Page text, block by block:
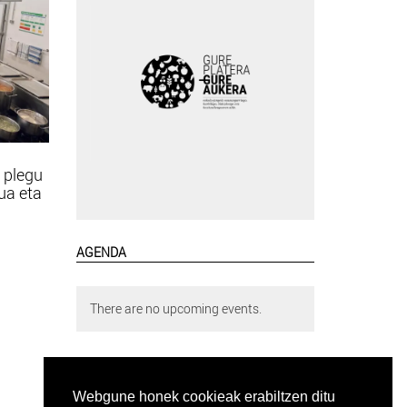
Webgune honek cookieak erabiltzen ditu
eta
AGENDA
There are no upcoming events.